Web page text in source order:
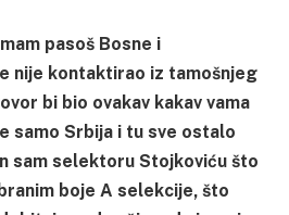
pasoš Bosne i
nije kontaktirao iz tamošnjeg
bi bio ovakav kakav vama
samo Srbija i tu sve ostalo
sam selektoru Stojkoviću što
boje A selekcije, što